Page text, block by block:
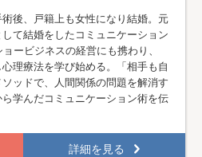
後、戸籍上も女性になり結婚。元
て結婚をしたコミュニケーション
ービジネスの経営にも携わり、
理療法を学び始める。「相手も自
ッドで、人間関係の問題を解消す
学んだコミュニケーション術を伝
詳細を見る